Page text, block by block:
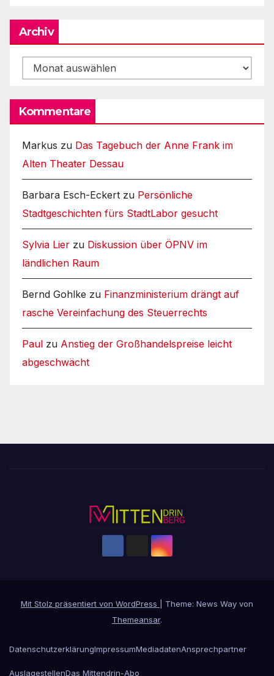
Archiv
Archiv
Kommentare
Markus zu Das Tagebuch der Anne Frank im
Alten Theater Dessau
Barbara Esch-Eckert zu Persönliche
Stadtgeschichten fürs StadtLabor gesucht
Sylvia Lier zu Diskussion über ÖPNV im
ländlichen Raum
Bernd Gohlke zu Finanzministerium drängt auf
rasche Vereinfachung des Steuerrechts
Paul zu Anstieg der Großhandelspreise leicht
abgeschwächt
Mit Stolz präsentiert von WordPress
Theme: News Way von
Themeansar.
DatenschutzerklärungImpressumMediadatenAnsprechpartner
AuslagestellenDas Mittendrin-Abo